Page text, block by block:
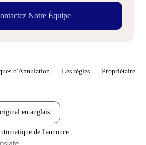
Notre Équipe
d'Annulation Les règles Propriétaire
en anglais
de l'annonce